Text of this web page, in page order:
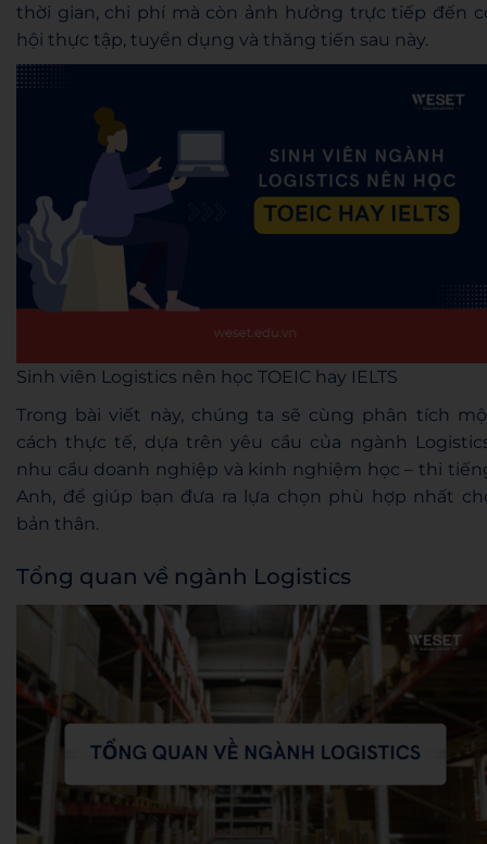
thời gian, chi phí mà còn ảnh hưởng trực tiếp đến
hội thực tập, tuyển dụng và thăng tiến sau này.
Sinh viên Logistics nên học TOEIC hay IELTS
Trong bài viết này, chúng ta sẽ cùng phân tích
cách thực tế, dựa trên yêu cầu của ngành
nhu cầu doanh nghiệp và kinh nghiệm học – thi
Anh, để giúp bạn đưa ra lựa chọn phù hợp nhất
bản thân.
Tổng quan về ngành Logistics